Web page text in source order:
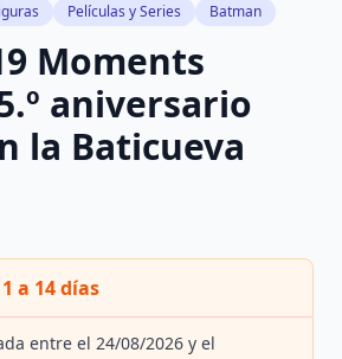
Películas y Series Batman
Moments
aniversario
la Baticueva
a 14 días
entre el 24/08/2026 y el